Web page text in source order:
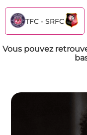
TFC - SRFC
Vous pouvez